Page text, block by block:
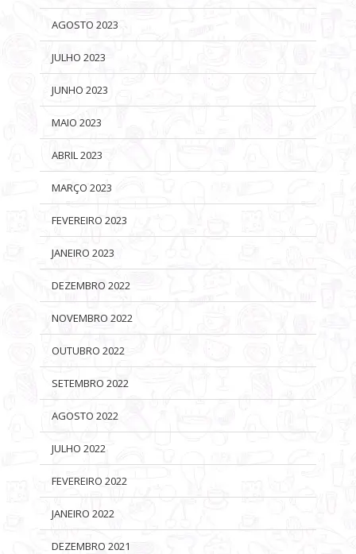
AGOSTO 2023
JULHO 2023
JUNHO 2023
MAIO 2023
ABRIL 2023
MARÇO 2023
FEVEREIRO 2023
JANEIRO 2023
DEZEMBRO 2022
NOVEMBRO 2022
OUTUBRO 2022
SETEMBRO 2022
AGOSTO 2022
JULHO 2022
FEVEREIRO 2022
JANEIRO 2022
DEZEMBRO 2021